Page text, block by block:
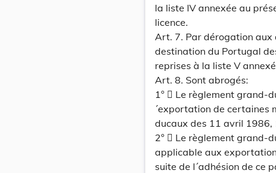
la liste IV annexée au
licence.
Art. 7. Par dérogation aux
destination du Portugal
reprises à la liste V
Art. 8. Sont abrogés:
1°  Le règlement grand-
´exportation de certaines
ducaux des 11 avril
2°  Le règlement grand-
applicable aux
suite de l´adhésion de ce